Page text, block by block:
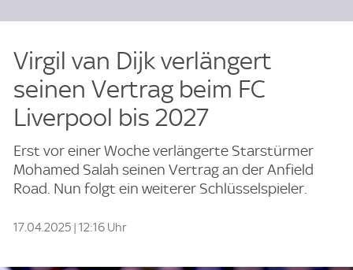
Virgil van Dijk verlängert
seinen Vertrag beim FC
Liverpool bis 2027
Erst vor einer Woche verlängerte Starstürmer
Mohamed Salah seinen Vertrag an der Anfield
Road. Nun folgt ein weiterer Schlüsselspieler.
17.04.2025 | 12:16 Uhr